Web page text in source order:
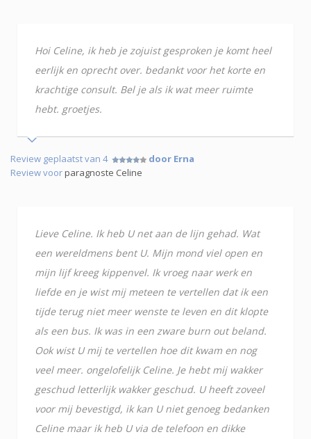
Hoi Celine, ik heb je zojuist gesproken je komt heel
eerlijk en oprecht over. bedankt voor het korte en
krachtige consult. Bel je als ik wat meer ruimte
hebt. groetjes.
Review geplaatst van 4
door Erna
Review voorparagnoste Celine
Lieve Celine. Ik heb U net aan de lijn gehad. Wat
een wereldmens bent U. Mijn mond viel open en
mijn lijf kreeg kippenvel. Ik vroeg naar werk en
liefde en je wist mij meteen te vertellen dat ik een
tijde terug niet meer wenste te leven en dit klopte
als een bus. Ik was in een zware burn out beland.
Ook wist U mij te vertellen hoe dit kwam en nog
veel meer. ongelofelijk Celine. Je hebt mij wakker
geschud letterlijk wakker geschud. U heeft zoveel
voor mij bevestigd, ik kan U niet genoeg bedanken
Celine maar ik heb U via de telefoon en dikke